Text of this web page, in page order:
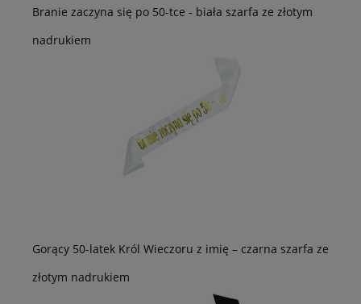
Branie zaczyna się po 50-tce - biała szarfa ze złotym
nadrukiem
Gorący 50-latek Król Wieczoru z imię – czarna szarfa ze
złotym nadrukiem